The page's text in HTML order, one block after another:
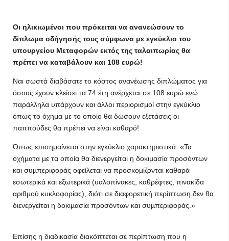
Οι ηλικιωμένοι που πρόκειται να ανανεώσουν το
δίπλωμα οδήγησής τους σύμφωνα με εγκύκλιο του
υπουργείου Μεταφορών εκτός της ταλαιπωρίας θα
πρέπει να καταβάλουν και 108 ευρώ!
Ναι σωστά διαβάσατε το κόστος ανανέωσης διπλώματος για
όσους έχουν κλείσει τα 74 έτη ανέρχεται σε 108 ευρώ ενώ
παράλληλα υπάρχουν και άλλοι περιορισμοί στην εγκύκλιο
όπως το όχημα με το οποίο θα δώσουν εξετάσεις οι
παππούδες θα πρέπει να είναι καθαρό!
Όπως επισημαίνεται στην εγκύκλιο χαρακτηριστικά: «Τα
οχήµατα µε τα οποία θα διενεργείται η δοκιµασία προσόντων
και συµπεριφοράς οφείλεται να προσκοµίζονται καθαρά
εσωτερικά και εξωτερικά (υαλοπίνακες, καθρέφτες, πινακίδα
αριθµού κυκλοφορίας), διότι σε διαφορετική περίπτωση δεν θα
διενεργείται η δοκιµασία προσόντων και συµπεριφοράς.»
Επίσης η διαδικασία διακόπτεται σε περίπτωση που η